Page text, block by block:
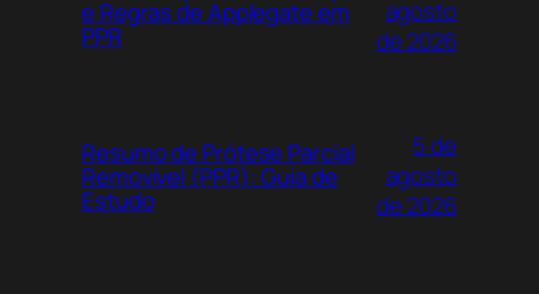
e Regras de Applegate em
PPR
agosto
de 2026
Resumo de Prótese Parcial
Removível (PPR): Guia de
Estudo
5 de
agosto
de 2026